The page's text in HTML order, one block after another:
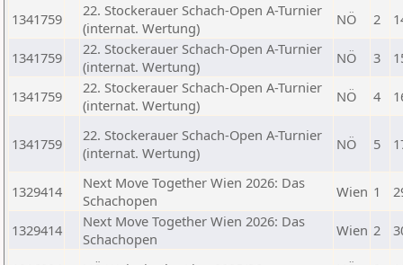
1341759
22. Stockerauer Schach-Open A-Turnier
(internat. Wertung)
NÖ 2
1341759
22. Stockerauer Schach-Open A-Turnier
(internat. Wertung)
NÖ 3
1341759
22. Stockerauer Schach-Open A-Turnier
(internat. Wertung)
NÖ 4
1341759
22. Stockerauer Schach-Open A-Turnier
(internat. Wertung)
NÖ 5
1329414
Next Move Together Wien 2026: Das
Schachopen
Wien 1
1329414
Next Move Together Wien 2026: Das
Schachopen
Wien 2